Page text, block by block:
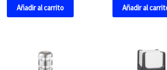
Añadir al carrito Añadir al